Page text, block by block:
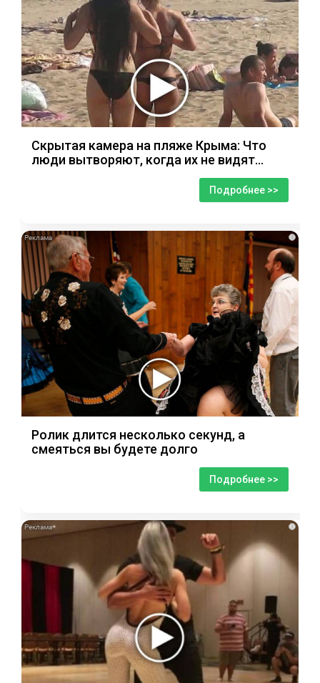
Скрытая камера на пляже Крыма: Что
люди вытворяют, когда их не видят...
Подробнее >>
i
Ролик длится несколько секунд, а
смеяться вы будете долго
Подробнее >>
i